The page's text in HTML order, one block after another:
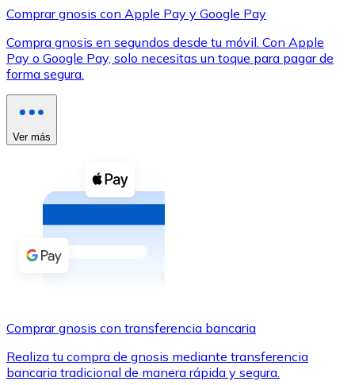
XRP
XRP
Ver todo
Compra criptomonedas con efectivo en tu tienda más
Comprar con efectivo
Transferencia SEPA
Utiliza tarjetas Visa y Mastercard para comprar
Comprar gnosis con Apple Pay y Google Pay
Compra gnosis en segundos desde tu móvil. Con Apple
Pay o Google Pay, solo necesitas un toque para pagar de
forma segura.
Ver más
Comprar gnosis con transferencia bancaria
Realiza tu compra de gnosis mediante transferencia
bancaria tradicional de manera rápida y segura.